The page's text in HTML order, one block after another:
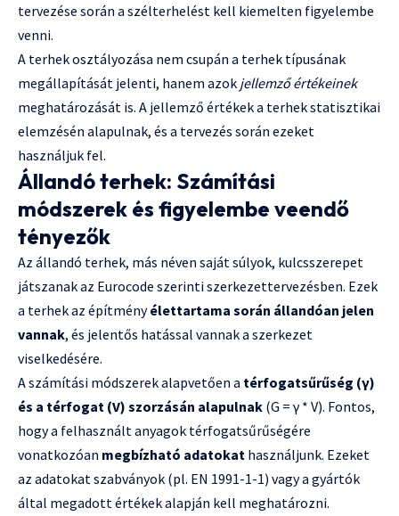
tervezése során a szélterhelést kell kiemelten figyelembe
venni.
A terhek osztályozása nem csupán a terhek típusának
megállapítását jelenti, hanem azok jellemző értékeinek
meghatározását is. A jellemző értékek a terhek statisztikai
elemzésén alapulnak, és a tervezés során ezeket
használjuk fel.
Állandó terhek: Számítási
módszerek és figyelembe veendő
tényezők
Az állandó terhek, más néven saját súlyok, kulcsszerepet
játszanak az Eurocode szerinti szerkezettervezésben. Ezek
a terhek az építményélettartama során állandóan jelen
vannak, és jelentős hatással vannak a szerkezet
viselkedésére.
A számítási módszerek alapvetően a térfogatsűrűség (γ)
és a térfogat (V) szorzásán alapulnak (G = γ * V). Fontos,
hogy a felhasznált anyagok térfogatsűrűségére
vonatkozóan megbízható adatokat használjunk. Ezeket
az adatokat szabványok (pl. EN 1991-1-1) vagy a gyártók
által megadott értékek alapján kell meghatározni.